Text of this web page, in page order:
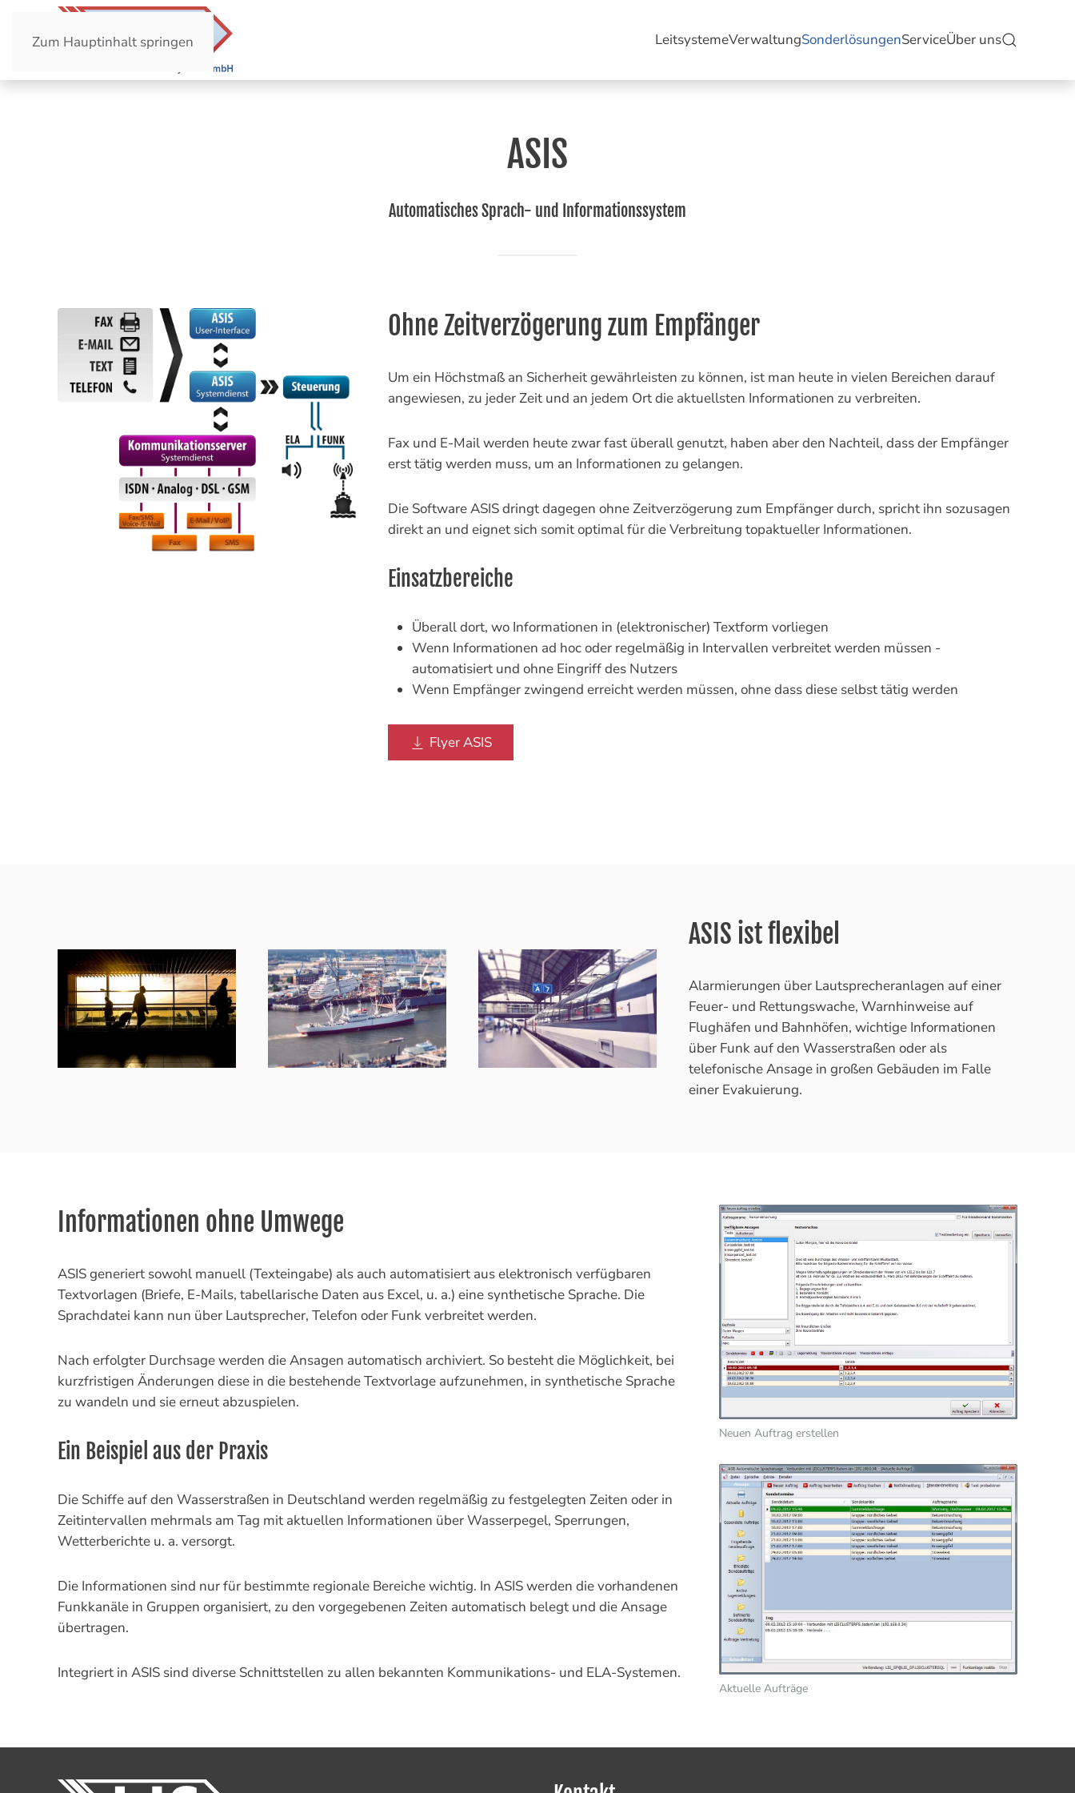
Zum Hauptinhalt springen LeitsystemeVerwaltungSonderlösungenServiceÜber uns
ASIS
Automatisches Sprach- und Informationssystem
Ohne Zeitverzögerung zum Empfänger
Um ein Höchstmaß an Sicherheit gewährleisten zu können, ist man heute in vielen Bereichen darauf
angewiesen, zu jeder Zeit und an jedem Ort die aktuellsten Informationen zu verbreiten.
Fax und E-Mail werden heute zwar fast überall genutzt, haben aber den Nachteil, dass der Empfänger
erst tätig werden muss, um an Informationen zu gelangen.
Die Software ASIS dringt dagegen ohne Zeitverzögerung zum Empfänger durch, spricht ihn sozusagen
direkt an und eignet sich somit optimal für die Verbreitung topaktueller Informationen.
Einsatzbereiche
Überall dort, wo Informationen in (elektronischer) Textform vorliegen
Wenn Informationen ad hoc oder regelmäßig in Intervallen verbreitet werden müssen -
automatisiert und ohne Eingriff des Nutzers
Wenn Empfänger zwingend erreicht werden müssen, ohne dass diese selbst tätig werden
Flyer ASIS
ASIS ist flexibel
Alarmierungen über Lautsprecheranlagen auf einer
Feuer- und Rettungswache, Warnhinweise auf
Flughäfen und Bahnhöfen, wichtige Informationen
über Funk auf den Wasserstraßen oder als
telefonische Ansage in großen Gebäuden im Falle
einer Evakuierung.
Informationen ohne Umwege
ASIS generiert sowohl manuell (Texteingabe) als auch automatisiert aus elektronisch verfügbaren
Textvorlagen (Briefe, E-Mails, tabellarische Daten aus Excel, u. a.) eine synthetische Sprache. Die
Sprachdatei kann nun über Lautsprecher, Telefon oder Funk verbreitet werden.
Nach erfolgter Durchsage werden die Ansagen automatisch archiviert. So besteht die Möglichkeit, bei
kurzfristigen Änderungen diese in die bestehende Textvorlage aufzunehmen, in synthetische Sprache
zu wandeln und sie erneut abzuspielen.
Ein Beispiel aus der Praxis
Die Schiffe auf den Wasserstraßen in Deutschland werden regelmäßig zu festgelegten Zeiten oder in
Zeitintervallen mehrmals am Tag mit aktuellen Informationen über Wasserpegel, Sperrungen,
Wetterberichte u. a. versorgt.
Die Informationen sind nur für bestimmte regionale Bereiche wichtig. In ASIS werden die vorhandenen
Funkkanäle in Gruppen organisiert, zu den vorgegebenen Zeiten automatisch belegt und die Ansage
übertragen.
Integriert in ASIS sind diverse Schnittstellen zu allen bekannten Kommunikations- und ELA-Systemen.
Neuen Auftrag erstellen
Aktuelle Aufträge